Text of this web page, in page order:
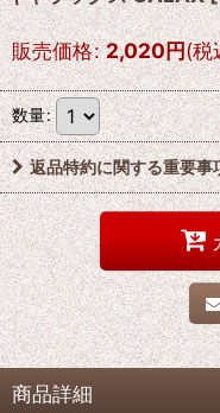
販売価格: 2,020円(税
数量:
返品特約に関する重要事
商品詳細